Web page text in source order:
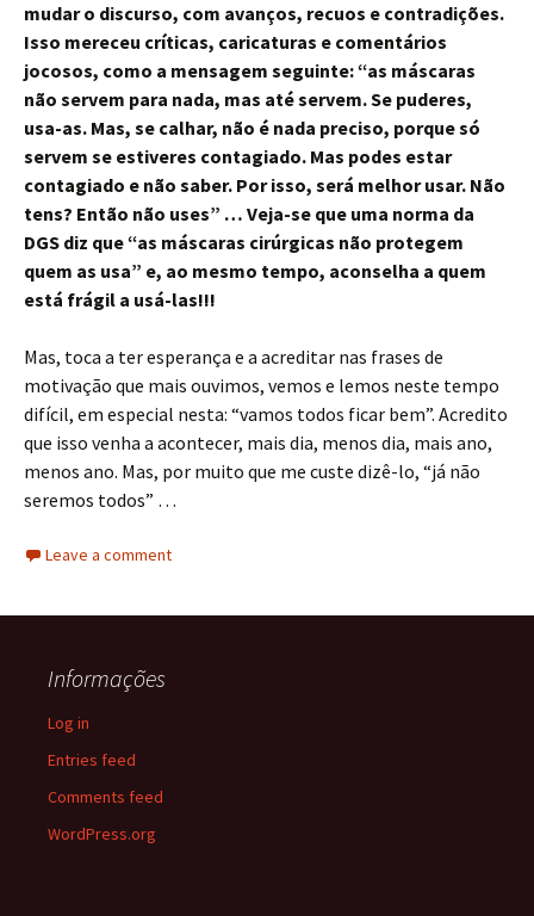
mudar o discurso, com avanços, recuos e contradições.
Isso mereceu críticas, caricaturas e comentários
jocosos, como a mensagem seguinte: “as máscaras
não servem para nada, mas até servem. Se puderes,
usa-as. Mas, se calhar, não é nada preciso, porque só
servem se estiveres contagiado. Mas podes estar
contagiado e não saber. Por isso, será melhor usar. Não
tens? Então não uses” … Veja-se que uma norma da
DGS diz que “as máscaras cirúrgicas não protegem
quem as usa” e, ao mesmo tempo, aconselha a quem
está frágil a usá-las!!!
Mas, toca a ter esperança e a acreditar nas frases de
motivação que mais ouvimos, vemos e lemos neste tempo
difícil, em especial nesta: “vamos todos ficar bem”. Acredito
que isso venha a acontecer, mais dia, menos dia, mais ano,
menos ano. Mas, por muito que me custe dizê-lo, “já não
seremos todos” …
Leave a comment
Informações
Log in
Entries feed
Comments feed
WordPress.org